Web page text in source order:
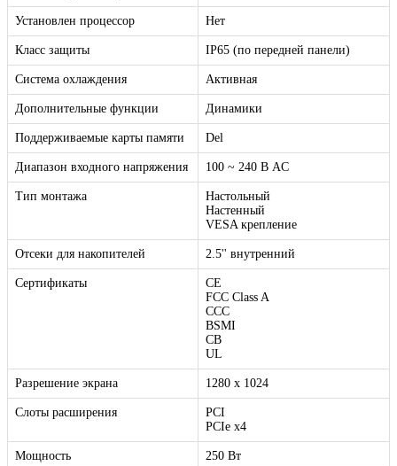
Установлен процессор Нет
Класс защиты IP65 (по передней панели)
Система охлаждения Активная
Дополнительные функции Динамики
Поддерживаемые карты памяти Del
Диапазон входного напряжения 100 ~ 240 В AC
Тип монтажа
Настольный
Настенный
VESA крепление
Отсеки для накопителей 2.5'' внутренний
Сертификаты
CE
FCC Class A
CCC
BSMI
CB
UL
Разрешение экрана 1280 x 1024
Слоты расширения
PCI
PCIe x4
Мощность 250 Вт